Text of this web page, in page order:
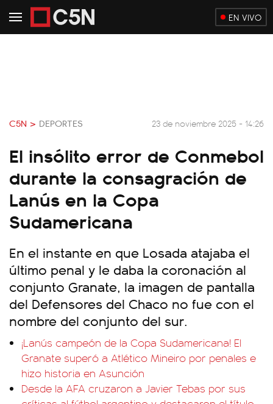
EN VIVO
C5N > DEPORTES 23 de noviembre 2025 - 14:26
El insólito error de Conmebol
durante la consagración de
Lanús en la Copa
Sudamericana
En el instante en que Losada atajaba el
último penal y le daba la coronación al
conjunto Granate, la imagen de pantalla
del Defensores del Chaco no fue con el
nombre del conjunto del sur.
¡Lanús campeón de la Copa Sudamericana! El
Granate superó a Atlético Mineiro por penales e
hizo historia en Asunción
Desde la AFA cruzaron a Javier Tebas por sus